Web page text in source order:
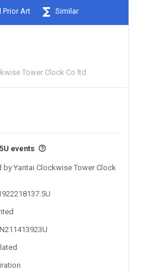
Prior Art Similar
Tower Clock Co ltd
events
Yantai Clockwise Tower Clock